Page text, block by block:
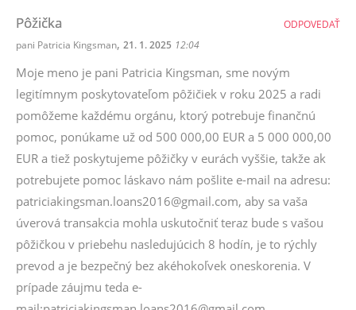
Pôžička
pani Patricia Kingsman, 21. 1. 2025 12:04
Moje meno je pani Patricia Kingsman, sme novým
legitímnym poskytovateľom pôžičiek v roku 2025 a radi
pomôžeme každému orgánu, ktorý potrebuje finančnú
pomoc, ponúkame už od 500 000,00 EUR a 5 000 000,00
EUR a tiež poskytujeme pôžičky v eurách vyššie, takže ak
potrebujete pomoc láskavo nám pošlite e-mail na adresu:
patriciakingsman.loans2016@gmail.com, aby sa vaša
úverová transakcia mohla uskutočniť teraz bude s vašou
pôžičkou v priebehu nasledujúcich 8 hodín, je to rýchly
prevod a je bezpečný bez akéhokoľvek oneskorenia. V
prípade záujmu teda e-
ODPOVEDAŤ